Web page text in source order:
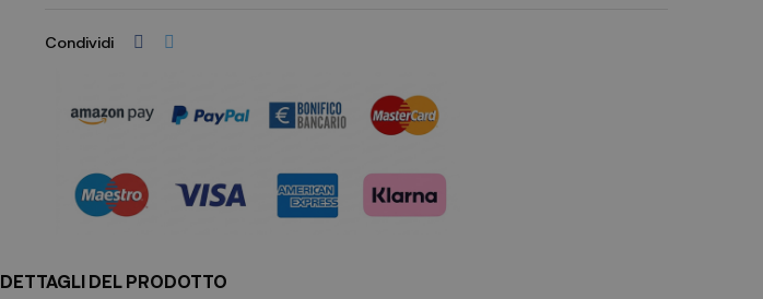
Condividi
DETTAGLI DEL PRODOTTO